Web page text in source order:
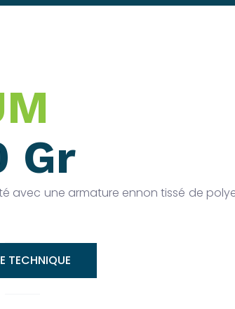
Gr
avec une armature ennon tissé de
TECHNIQUE